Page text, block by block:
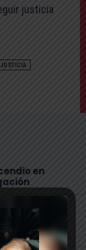
justicia
JUSTICIA
en
negocios